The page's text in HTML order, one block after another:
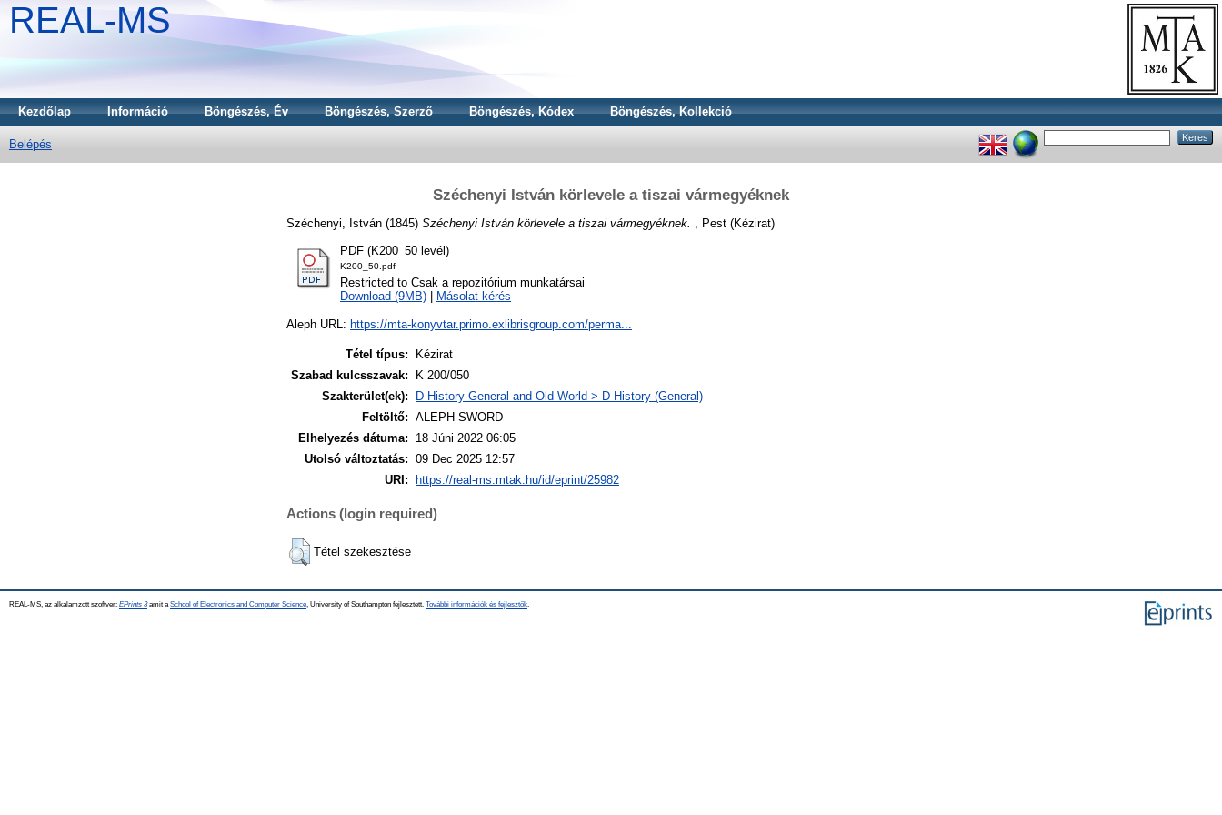
REAL-MS
Kezdőlap Információ Böngészés, Év Böngészés, Szerző Böngészés, Kódex Böngészés, Kollekció
Belépés
Széchenyi István körlevele a tiszai vármegyéknek
Széchenyi, István (1845) Széchenyi István körlevele a tiszai vármegyéknek. , Pest (Kézirat)
PDF (K200_50 levél)
K200_50.pdf
Restricted to Csak a repozitórium munkatársai
Download (9MB)
Másolat kérés
Aleph URL: https://mta-konyvtar.primo.exlibrisgroup.com/perma...
Tétel típus:
Kézirat
Szabad kulcsszavak:
K 200/050
Szakterület(ek):
D History General and Old World > D History (General)
Feltöltő: ALEPH SWORD
Elhelyezés dátuma:
18 Júni 2022 06:05
Utolsó változtatás: 09 Dec 2025 12:57
URI:
https://real-ms.mtak.hu/id/eprint/25982
Actions (login required)
Tétel szekesztése
REAL-MS, az alkalamzott szoftver: EPrints 3amit a School of Electronics and Computer Science , University of Southampton fejlesztett. További információk és fejlesztők